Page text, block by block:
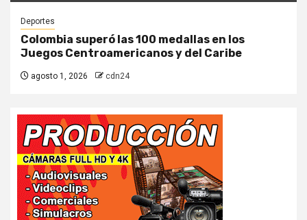
Deportes
Colombia superó las 100 medallas en los
Juegos Centroamericanos y del Caribe
agosto 1, 2026 cdn24